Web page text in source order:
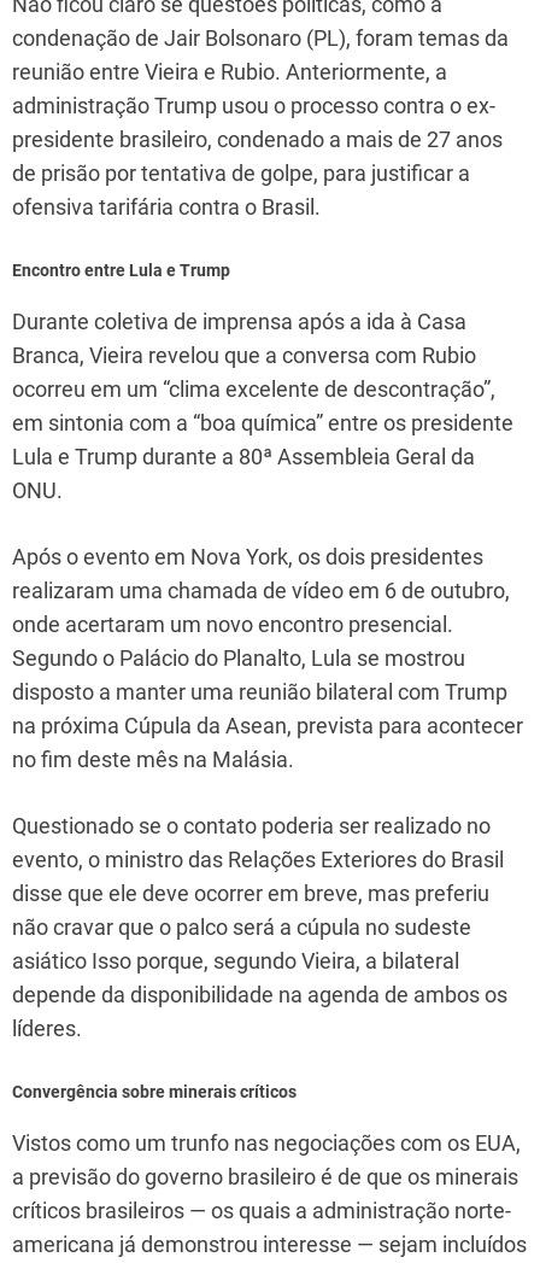
condenação de Jair Bolsonaro (PL), foram temas da
reunião entre Vieira e Rubio. Anteriormente, a
administração Trump usou o processo contra o ex-
presidente brasileiro, condenado a mais de 27 anos
de prisão por tentativa de golpe, para justificar a
ofensiva tarifária contra o Brasil.
Encontro entre Lula e Trump
Durante coletiva de imprensa após a ida à Casa
Branca, Vieira revelou que a conversa com Rubio
ocorreu em um “clima excelente de descontração”,
em sintonia com a “boa química” entre os presidente
Lula e Trump durante a 80ª Assembleia Geral da
ONU.
Após o evento em Nova York, os dois presidentes
realizaram uma chamada de vídeo em 6 de outubro,
onde acertaram um novo encontro presencial.
Segundo o Palácio do Planalto, Lula se mostrou
disposto a manter uma reunião bilateral com Trump
na próxima Cúpula da Asean, prevista para acontecer
no fim deste mês na Malásia.
Questionado se o contato poderia ser realizado no
evento, o ministro das Relações Exteriores do Brasil
disse que ele deve ocorrer em breve, mas preferiu
não cravar que o palco será a cúpula no sudeste
asiático Isso porque, segundo Vieira, a bilateral
depende da disponibilidade na agenda de ambos os
líderes.
Convergência sobre minerais críticos
Vistos como um trunfo nas negociações com os EUA,
a previsão do governo brasileiro é de que os minerais
críticos brasileiros — os quais a administração norte-
americana já demonstrou interesse — sejam incluídos